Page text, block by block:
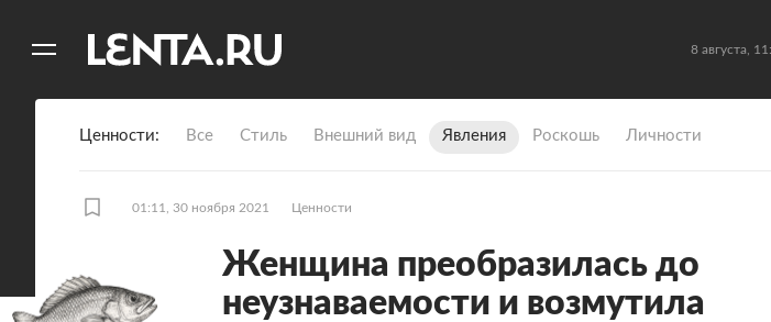
8 августа,
Ценности Все Стиль Внешний вид Явления Роскошь Личности
01:11, 30 ноября 2021 Ценности
Женщина преобразилась до
неузнаваемости и возмутила